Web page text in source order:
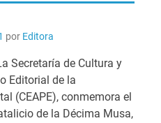
por Editora
Secretaría de Cultura y
Editorial de la
(CEAPE), conmemora el
de la Décima Musa,